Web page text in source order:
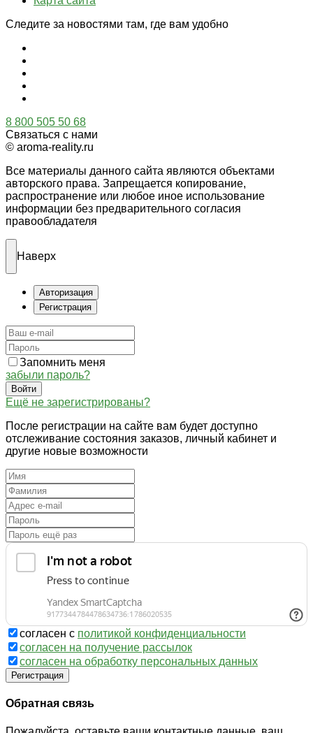
Следите за новостями там, где вам удобно
8 800 505 50 68
Связаться с нами
© aroma-reality.ru
Все материалы данного сайта являются объектами
авторского права. Запрещается копирование,
распространение или любое иное использование
информации без предварительного согласия
правообладателя
Наверх
Авторизация
Регистрация
Запомнить меня
забыли пароль?
Войти
Ещё не зарегистрированы?
После регистрации на сайте вам будет доступно
отслеживание состояния заказов, личный кабинет и
другие новые возможности
согласен с политикой конфиденциальности
согласен на получение рассылок
согласен на обработку персональных данных
Регистрация
Обратная связь